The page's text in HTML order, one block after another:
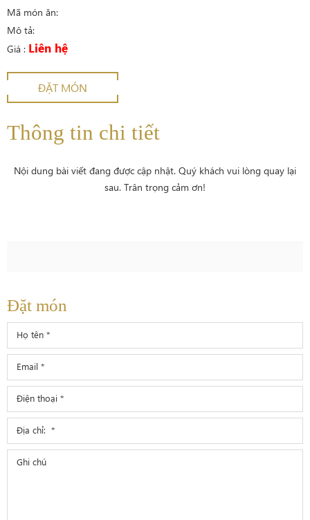
Mã món ăn:
Mô tả:
Giá : Liên hệ
ĐẶT MÓN
Thông tin chi tiết
Nội dung bài viết đang được cập nhật. Quý khách vui lòng quay lại
sau. Trân trọng cảm ơn!
Đặt món